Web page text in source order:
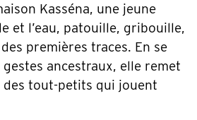
Kasséna, une jeune
et l’eau, patouille, gribouille,
premières traces. En se
ancestraux, elle remet
des tout-petits qui jouent